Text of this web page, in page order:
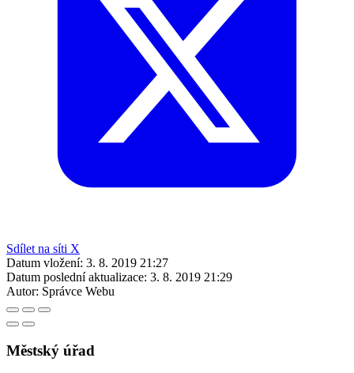
Sdílet na síti X
Datum vložení: 3. 8. 2019 21:27
Datum poslední aktualizace: 3. 8. 2019 21:29
Autor: Správce Webu
Městský úřad